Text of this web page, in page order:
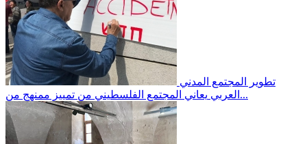
العربي يعاني المجتمع الفلسطيني من تمييز ممنهج من...